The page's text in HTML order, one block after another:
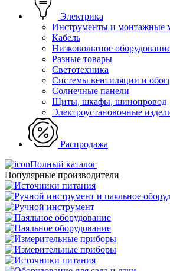
Электрика
Инструменты и монтажные
Кабель
Низковольтное
Разные товары
Светотехника
Системы вентиляции и
Солнечные панели
Щиты, шкафы, шинопровод
Электроустановочные
Распродажа
Полный каталог
Популярные производители